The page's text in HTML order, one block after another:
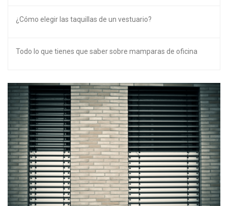
¿Cómo elegir las taquillas de un vestuario?
Todo lo que tienes que saber sobre mamparas de oficina